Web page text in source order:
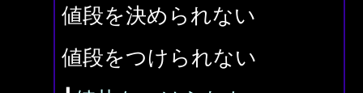
値段を決められない
値段をつけられない